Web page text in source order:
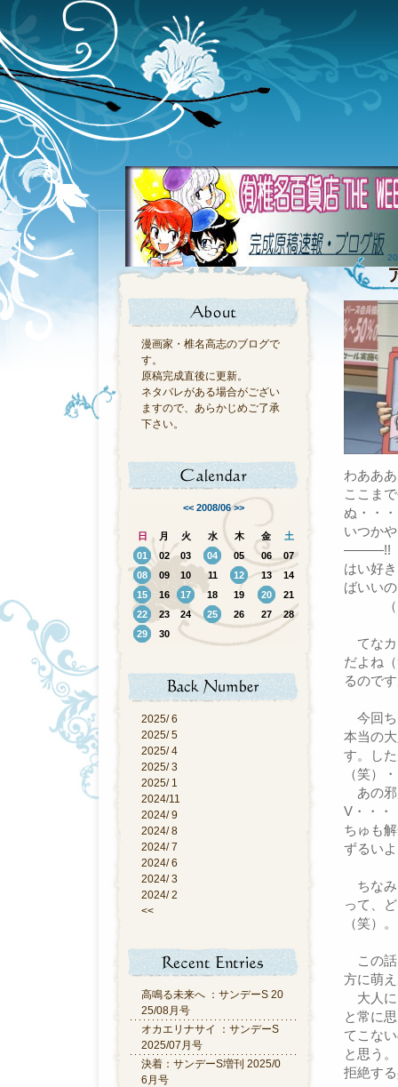
漫画家・椎名高志のブログで
す。
原稿完成直後に更新。
ネタバレがある場合がござい
ますので、あらかじめご了承
下さい。
<< 2008/06 >>
日 月 火 水 木 金
土
01
02 03 04 05 06
07
08
09 10 11 12 13
14
15
16 17 18 19 20
21
22
23 24 25 26 27
28
29
30
2025/ 6
2025/ 5
2025/ 4
2025/ 3
2025/ 1
2024/11
2024/ 9
2024/ 8
2024/ 7
2024/ 6
2024/ 3
2024/ 2
<<
高鳴る未来へ ：サンデーS 20
25/08月号
オカエリナサイ ：サンデーS
2025/07月号
決着：サンデーS増刊 2025/0
6月号
わああ
ここま
ぬ・・
いつか
―――!!
はい好
ばいい
（↑原
てなカ
だよね
るので
今回ち
本当の
す。し
（笑）
あの邪
V・・・
ちゅも
ずるい
ちなみ
って、
（笑）。
この話
方に萌
大人に
と常に
てこな
と思う
拒絶す